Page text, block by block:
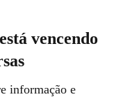
vencendo
informação e